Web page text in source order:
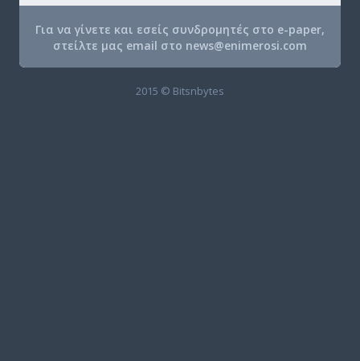
Για να γίνετε και εσείς συνδρομητές στο e-paper,
στείλτε μας email στο news@enimerosi.com
2015 © Bitsnbytes